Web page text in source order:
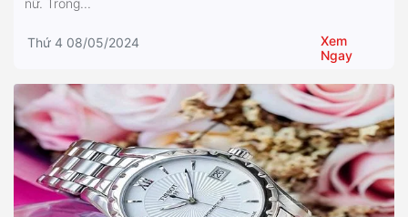
nữ. Trong...
Thứ 4 08/05/2024
Xem
Ngay